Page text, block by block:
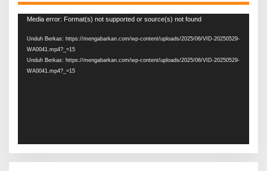
Pemutar
Media error: Format(s) not supported or source(s) not found
Unduh Berkas: https://mengabarkan.com/wp-content/uploads/2025/06/VID-20250529-
WA0041.mp4?_=15
Unduh Berkas: https://mengabarkan.com/wp-content/uploads/2025/06/VID-20250529-
WA0041.mp4?_=15